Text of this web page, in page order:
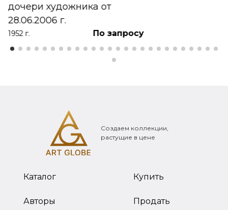
дочери художника от
28.06.2006 г.
1952 г. По запросу
Создаем коллекции,
растущие в цене
Каталог
Авторы
Купить
Продать